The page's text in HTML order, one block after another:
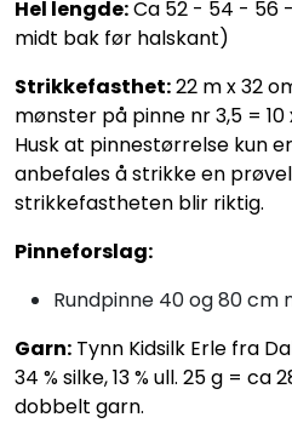
Hel lengde:Ca 52 - 54 - 56
midt bak før halskant)
Strikkefasthet:22 m x 32
mønster på pinne nr 3,5 = 10
Husk at pinnestørrelse kun
anbefales å strikke en
strikkefastheten blir riktig.
Pinneforslag:
Rundpinne 40 og 80 cm
Garn: Tynn Kidsilk Erle fra
34 % silke, 13 % ull. 25 g = ca
dobbelt garn.